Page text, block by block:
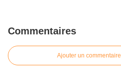
Commentaires
Ajouter un commentaire